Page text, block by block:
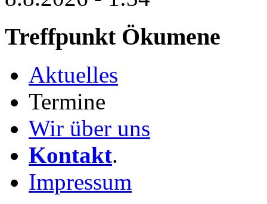
Treffpunkt Ökumene
Aktuelles
Termine
Wir über uns
Kontakt.
Impressum